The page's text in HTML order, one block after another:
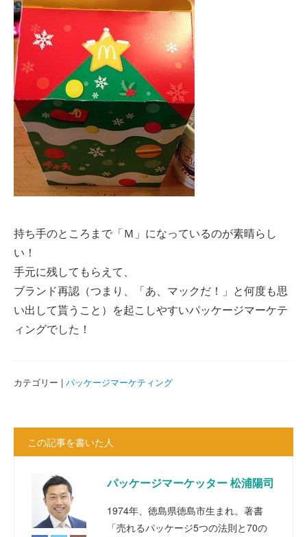
持ち手のところまで「Ｍ」になっているのが素晴らし
い！
手元に残してもらえて、
ブランド再認（つまり、「あ、マックだ！」と何度も思
い出して貰うこと）を起こしやすいパッケージマーケテ
ィングでした！
カテゴリー | パッケージマーケティング
この記事を書いた人
パッケージマーケッター 松浦陽司
1974年、徳島県徳島市生まれ。著書
「売れるパッケージ5つの法則と70の